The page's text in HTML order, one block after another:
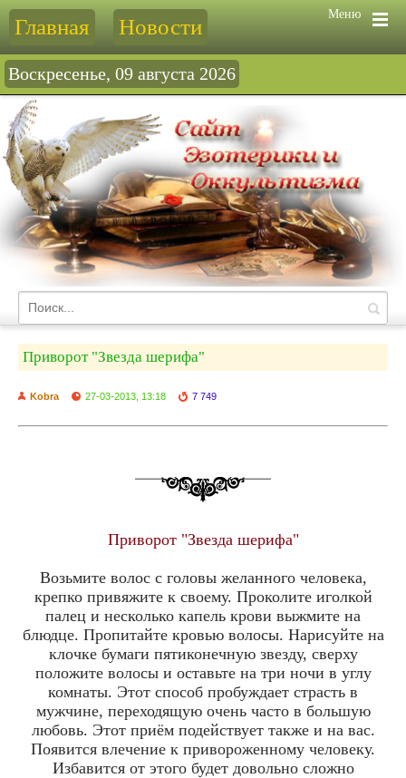
Меню
Главная Новости
Воскресенье, 09 августа 2026
Приворот "Звезда шерифа"
Kobra 27-03-2013, 13:18 7 749
Приворот "Звезда шерифа"
Возьмите волос с головы желанного человека,
крепко привяжите к своему. Проколите иголкой
палец и несколько капель крови выжмите на
блюдце. Пропитайте кровью волосы. Нарисуйте на
клочке бумаги пятиконечную звезду, сверху
положите волосы и оставьте на три ночи в углу
комнаты. Этот способ пробуждает страсть в
мужчине, переходящую очень часто в большую
любовь. Этот приём подействует также и на вас.
Появится влечение к привороженному человеку.
Избавится от этого будет довольно сложно